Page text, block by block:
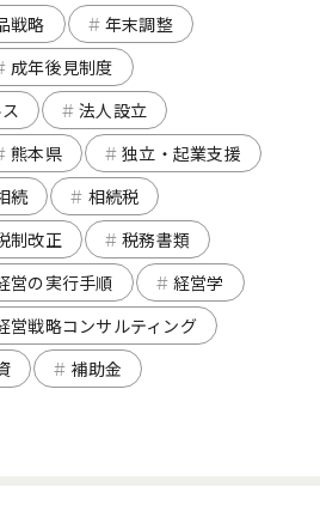
戦略
年末調整
成年後見制度
法人設立
熊本県
独立・起業支援
続
相続税
制改正
税務書類
営の実行手順
経営学
営戦略コンサルティング
補助金